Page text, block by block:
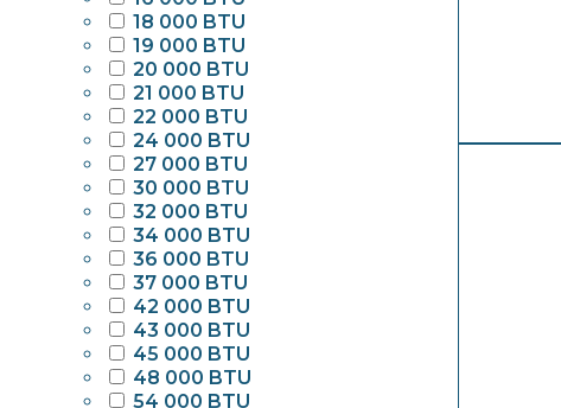
18 000 BTU
19 000 BTU
20 000 BTU
21 000 BTU
22 000 BTU
24 000 BTU
27 000 BTU
30 000 BTU
32 000 BTU
34 000 BTU
36 000 BTU
37 000 BTU
42 000 BTU
43 000 BTU
45 000 BTU
48 000 BTU
54 000 BTU